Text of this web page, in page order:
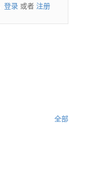
登录 或者 注册
全部